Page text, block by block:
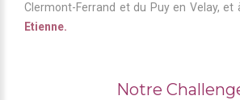
Clermont-Ferrand et du Puy en Velay, et
Etienne.
Notre